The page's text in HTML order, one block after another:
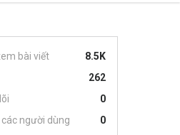
bài viết
8.5K
262
0
người dùng
0